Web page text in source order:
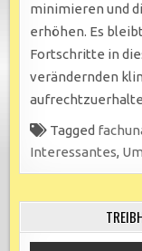
minimieren und
erhöhen. Es
Fortschritte in
verändernden
Tagged
Interessantes,